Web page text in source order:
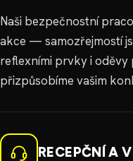
Naši bezpečnostní
akce — samozřejmostí
reflexními prvky i oděvy
přizpůsobíme vašim
RECEPČNÍ A